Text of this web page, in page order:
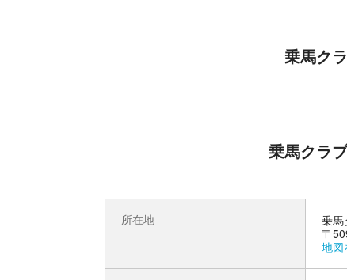
騎乗30分、所要時間は約1時間30分です。当日
ャツなど）をご持参ください。写真はイメー
乗馬ク
乗馬クラ
所在地
乗馬
〒
地図